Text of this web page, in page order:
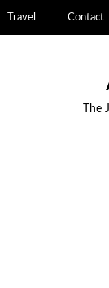
Travel Contact